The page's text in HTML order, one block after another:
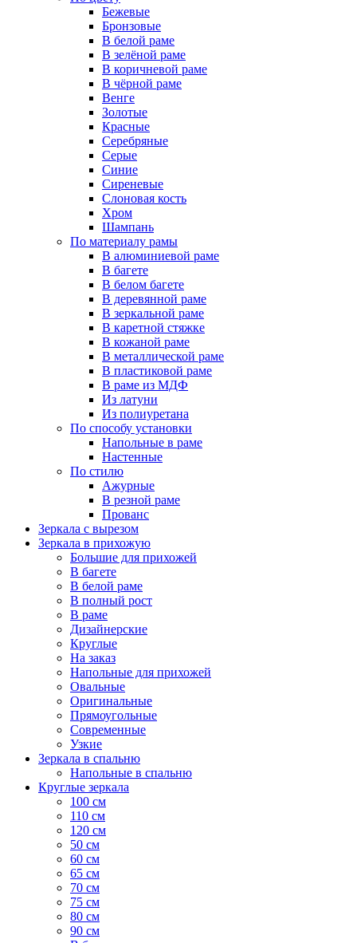
Бежевые
Бронзовые
В белой раме
В зелёной раме
В коричневой раме
В чёрной раме
Венге
Золотые
Красные
Серебряные
Серые
Синие
Сиреневые
Слоновая кость
Хром
Шампань
По материалу рамы
В алюминиевой раме
В багете
В белом багете
В деревянной раме
В зеркальной раме
В каретной стяжке
В кожаной раме
В металлической раме
В пластиковой раме
В раме из МДФ
Из латуни
Из полиуретана
По способу установки
Напольные в раме
Настенные
По стилю
Ажурные
В резной раме
Прованс
Зеркала с вырезом
Зеркала в прихожую
Большие для прихожей
В багете
В белой раме
В полный рост
В раме
Дизайнерские
Круглые
На заказ
Напольные для прихожей
Овальные
Оригинальные
Прямоугольные
Современные
Узкие
Зеркала в спальню
Напольные в спальню
Круглые зеркала
100 см
110 см
120 см
50 см
60 см
65 см
70 см
75 см
80 см
90 см